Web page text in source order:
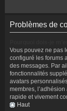
Problèmes de
Vous pouvez ne pas
configuré les forums
des messages. Par
fonctionnalités
avatars
membres,
rapide et vivement
Haut